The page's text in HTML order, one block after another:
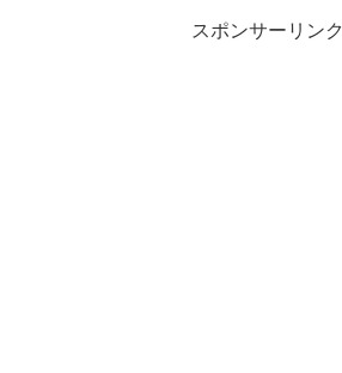
スポンサーリンク